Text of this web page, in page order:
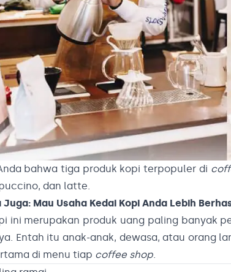
bahwa tiga produk kopi terpopuler di
dan latte.
Juga: Mau Usaha Kedai Kopi Anda Lebih
ini merupakan produk uang paling banyak
Entah itu anak-anak, dewasa, atau orang
di menu tiap coffee shop.